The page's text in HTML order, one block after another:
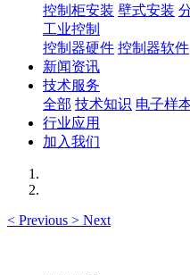
控制柜安装 壁式安装
工业控制
控制器硬件 控制器软件
新闻资讯
技术服务
全部 技术知识 电子样
行业应用
加入我们
< Previous > Next